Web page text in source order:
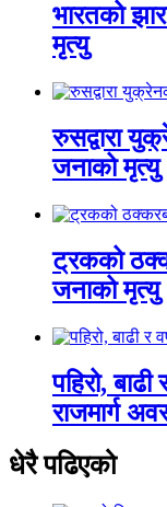
भारतको
मृत्यु
रुसद्वारा
जनाको मृत्यु
ट्रकको
जनाको मृत्यु
पहिरो,
राजमार्ग
धेरै पढिएको